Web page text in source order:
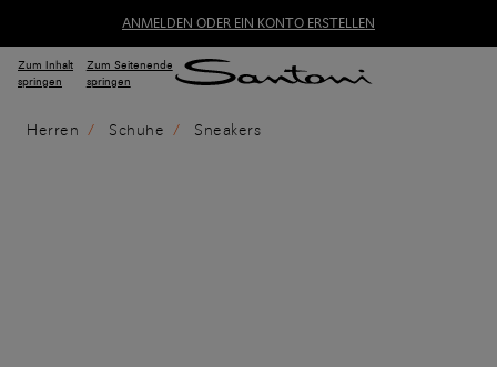
ANMELDEN ODER EIN KONTO ERSTELLEN
Zum Inhalt
springen
Zum Seitenende
springen
Herren Schuhe Sneakers